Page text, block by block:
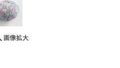
画像拡大